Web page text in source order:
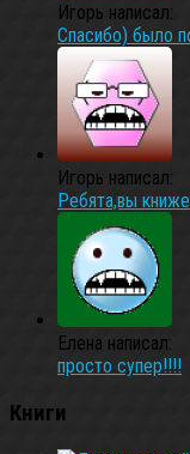
Игорь написал:
Спасибо) было
Игорь написал:
Ребята,вы
Елена написал:
просто супер!!!!
Книги